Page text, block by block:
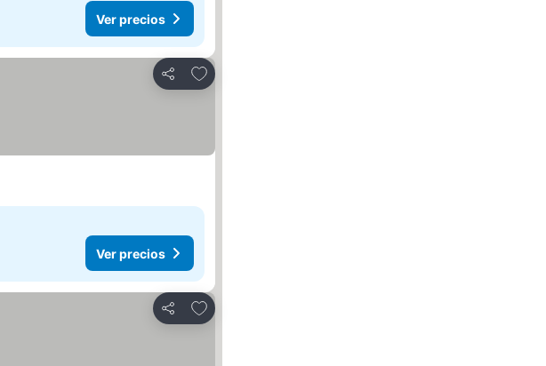
Ver precios
Compartir
Añadir a favoritos
Ver precios
Compartir
Añadir a favoritos